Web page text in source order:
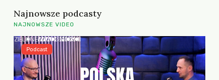
Najnowsze podcasty
NAJNOWSZE VIDEO
Podcast